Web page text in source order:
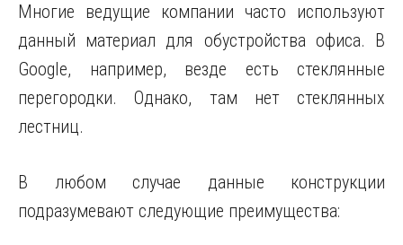
Многие ведущие компании часто используют
данный материал для обустройства офиса. В
Google, например, везде есть стеклянные
перегородки. Однако, там нет стеклянных
лестниц.
В любом случае данные конструкции
подразумевают следующие преимущества: